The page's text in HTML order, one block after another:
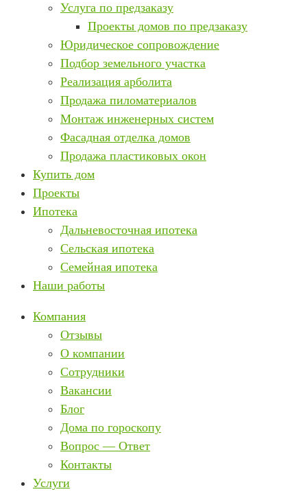
Услуга по предзаказу
Проекты домов по предзаказу
Юридическое сопровождение
Подбор земельного участка
Реализация арболита
Продажа пиломатериалов
Монтаж инженерных систем
Фасадная отделка домов
Продажа пластиковых окон
Купить дом
Проекты
Ипотека
Дальневосточная ипотека
Сельская ипотека
Семейная ипотека
Наши работы
Компания
Отзывы
О компании
Сотрудники
Вакансии
Блог
Дома по гороскопу
Вопрос — Ответ
Контакты
Услуги